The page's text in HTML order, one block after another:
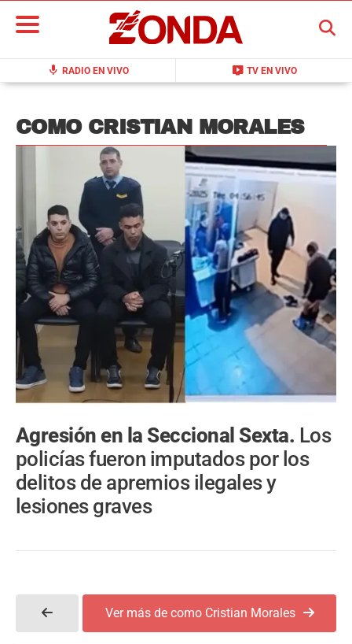
mic RADIO EN VIVO live_tv TV EN VIVO
BUSCAR
COMO CRISTIAN MORALES
Agresión en la Seccional Sexta. Los
policías fueron imputados por los
delitos de apremios ilegales y
lesiones graves
Ver más de como Cristian Morales